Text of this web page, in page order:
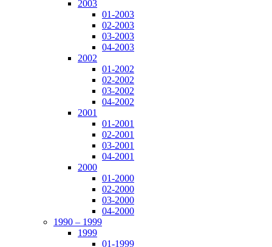
2003
01-2003
02-2003
03-2003
04-2003
2002
01-2002
02-2002
03-2002
04-2002
2001
01-2001
02-2001
03-2001
04-2001
2000
01-2000
02-2000
03-2000
04-2000
1990 – 1999
1999
01-1999